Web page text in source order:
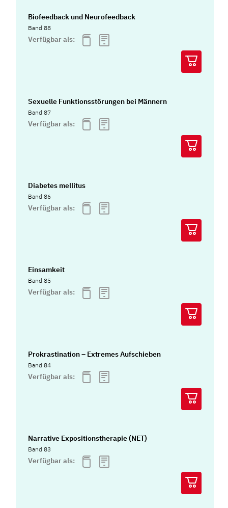
Biofeedback und Neurofeedback
Band 88
Verfügbar als:
Sexuelle Funktionsstörungen bei Männern
Band 87
Verfügbar als:
Diabetes mellitus
Band 86
Verfügbar als:
Einsamkeit
Band 85
Verfügbar als:
Prokrastination – Extremes Aufschieben
Band 84
Verfügbar als:
Narrative Expositionstherapie (NET)
Band 83
Verfügbar als: